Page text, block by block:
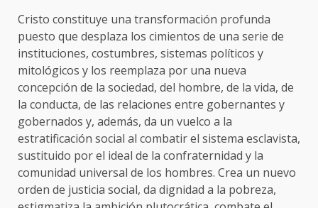
Cristo constituye una transformación profunda
puesto que desplaza los cimientos de una serie de
instituciones, costumbres, sistemas políticos y
mitológicos y los reemplaza por una nueva
concepción de la sociedad, del hombre, de la vida, de
la conducta, de las relaciones entre gobernantes y
gobernados y, además, da un vuelco a la
estratificación social al combatir el sistema esclavista,
sustituido por el ideal de la confraternidad y la
comunidad universal de los hombres. Crea un nuevo
orden de justicia social, da dignidad a la pobreza,